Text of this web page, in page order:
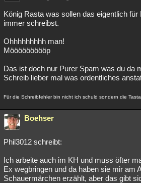
König Rasta was sollen das eigentlich für
immer schreibst.
Ohhhhhhhhh man!
Möööööööööp
Das ist doch nur Purer Spam was du da
Schreib lieber mal was ordentliches
Für die Schreibfehler bin nicht ich schuld sondern die
Boehser
Phil3012 schreibt:
Ich arbeite auch im KH und muss öfter
Ex wegbringen und da haben sie mir am
Schauermärchen erzählt, aber das gibt